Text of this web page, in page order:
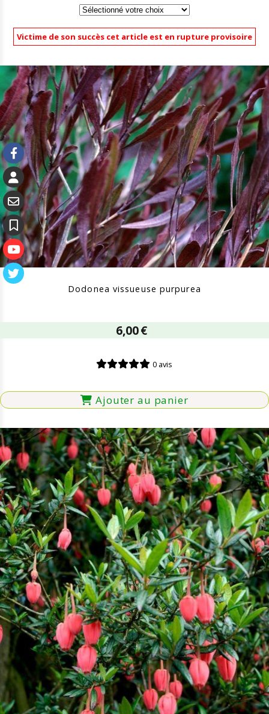
Victime de son succès cet article est en rupture provisoire
Dodonea vissueuse purpurea
6,00€
0 avis
Ajouter au panier